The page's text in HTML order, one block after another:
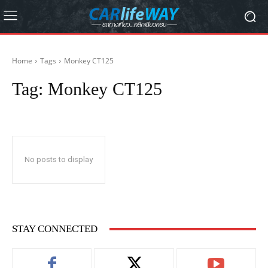
Home Tags Monkey CT125
Tag: Monkey CT125
No posts to display
STAY CONNECTED